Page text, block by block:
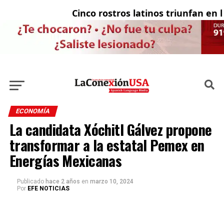
Cinco rostros latinos triunfan en la
ECONOMÍA
La candidata Xóchitl Gálvez propone
transformar a la estatal Pemex en
Energías Mexicanas
Publicado hace 2 años en marzo 10, 2024
Por EFE NOTICIAS